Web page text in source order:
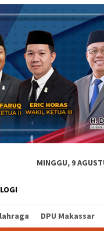
MINGGU, 9
DPU Makassar